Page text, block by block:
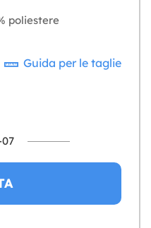
poliestere
Guida per le taglie